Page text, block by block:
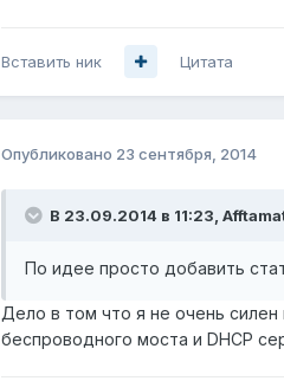
Вставить ник Цитата
Опубликовано 23 сентября, 2014
В 23.09.2014 в 11:23,
По идее просто добавить
Дело в том что я не очень
беспроводного моста и DHCP